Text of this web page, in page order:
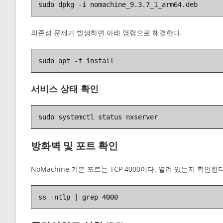
sudo dpkg -i nomachine_9.3.7_1_arm64.deb
의존성 문제가 발생하면 아래 명령으로 해결한다.
sudo apt -f install
서비스 상태 확인
sudo systemctl status nxserver
방화벽 및 포트 확인
NoMachine 기본 포트는 TCP 4000이다. 열려 있는지 확인한
ss -ntlp | grep 4000